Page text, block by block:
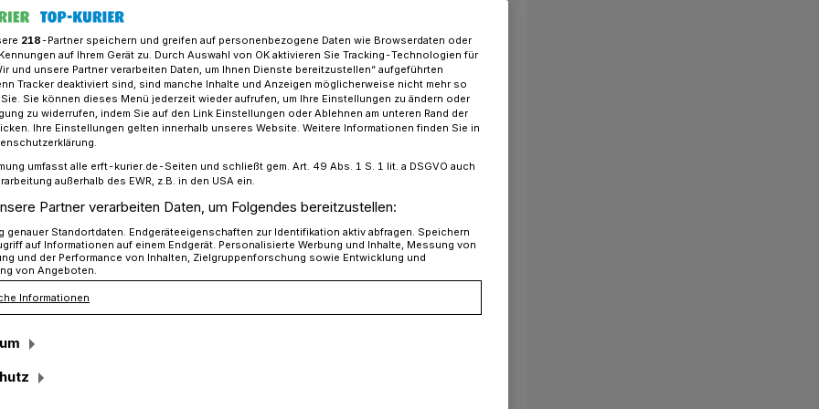
ist Streuzeit
Winterzeit ist
Verkehrssicherheit gehört in den
Aufgaben, die eine Stadt zu
diese Aufgabe durch den
die städtischen Straßen von Schnee,
der Vermeidung von Unfällen.
218-Partner speichern und greifen auf personenbezogene Daten wie Browserdaten oder
auf Ihrem Gerät zu. Durch Auswahl von OK aktivieren Sie Tracking-Technologien für
und unsere Partner verarbeiten Daten, um Ihnen Dienste bereitzustellen“ aufgeführten
Tracker deaktiviert sind, sind manche Inhalte und Anzeigen möglicherweise nicht mehr so
Sie können dieses Menü jederzeit wieder aufrufen, um Ihre Einstellungen zu ändern oder
zu widerrufen, indem Sie auf den Link Einstellungen oder Ablehnen am unteren Rand der
Ihre Einstellungen gelten innerhalb unseres Website. Weitere Informationen finden Sie in
umfasst alle erft-kurier.de-Seiten und schließt gem. Art. 49 Abs. 1 S. 1 lit. a DSGVO auch
außerhalb des EWR, z.B. in den USA ein.
Partner verarbeiten Daten, um Folgendes bereitzustellen:
genauer Standortdaten. Endgeräteeigenschaften zur Identifikation aktiv abfragen. Speichern
auf Informationen auf einem Endgerät. Personalisierte Werbung und Inhalte, Messung von
und der Performance von Inhalten, Zielgruppenforschung sowie Entwicklung und
von Angeboten.
Informationen